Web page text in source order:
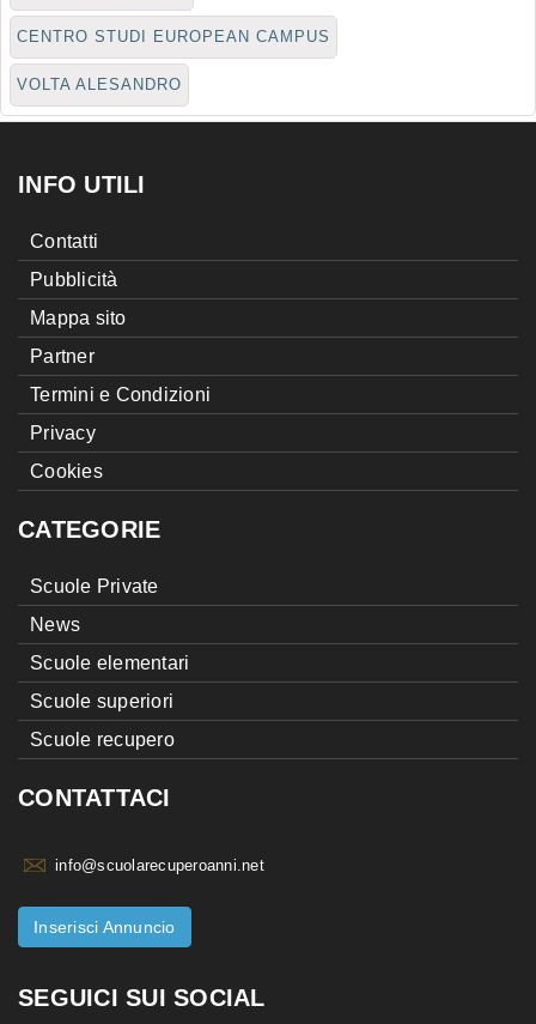
CENTRO STUDI EUROPEAN CAMPUS
VOLTA ALESANDRO
INFO UTILI
Contatti
Pubblicità
Mappa sito
Partner
Termini e Condizioni
Privacy
Cookies
CATEGORIE
Scuole Private
News
Scuole elementari
Scuole superiori
Scuole recupero
CONTATTACI
info@scuolarecuperoanni.net
Inserisci Annuncio
SEGUICI SUI SOCIAL